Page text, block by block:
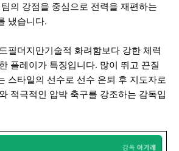
의 강점을 중심으로 전력을 재편하는
냈습니다.
필더지만기술적 화려함보다 강한 체력
플레이가 특징입니다. 많이 뛰고 끈질
스타일의 선수로 선수 은퇴 후 지도자로
적극적인 압박 축구를 강조하는 감독입